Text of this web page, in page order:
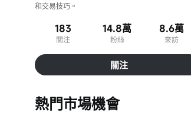
和交易技巧。
183
關注
14.8萬
粉絲
8.6萬
來訪
關注
熱門市場機會